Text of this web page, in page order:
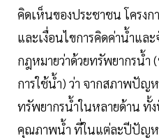
คิดเห็นของประชาชน โครง
และเงื่อนไขการคิดค่าน้ำแล
กฎหมายว่าด้วยทรัพยากรน้ำ
การใช้น้ำ) ว่า จากสภาพปัญ
ทรัพยากรน้ำในหลายด้าน ทั้
คุณภาพน้ำ ที่ในแต่ละปีปัญห